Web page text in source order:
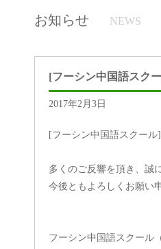
お知らせ NEWS
[フーシン中国語スク
2017年2月3日
[フーシン中国語スクー
多くのご反響を頂き、誠
今後ともよろしくお願い
フーシン中国語スクール